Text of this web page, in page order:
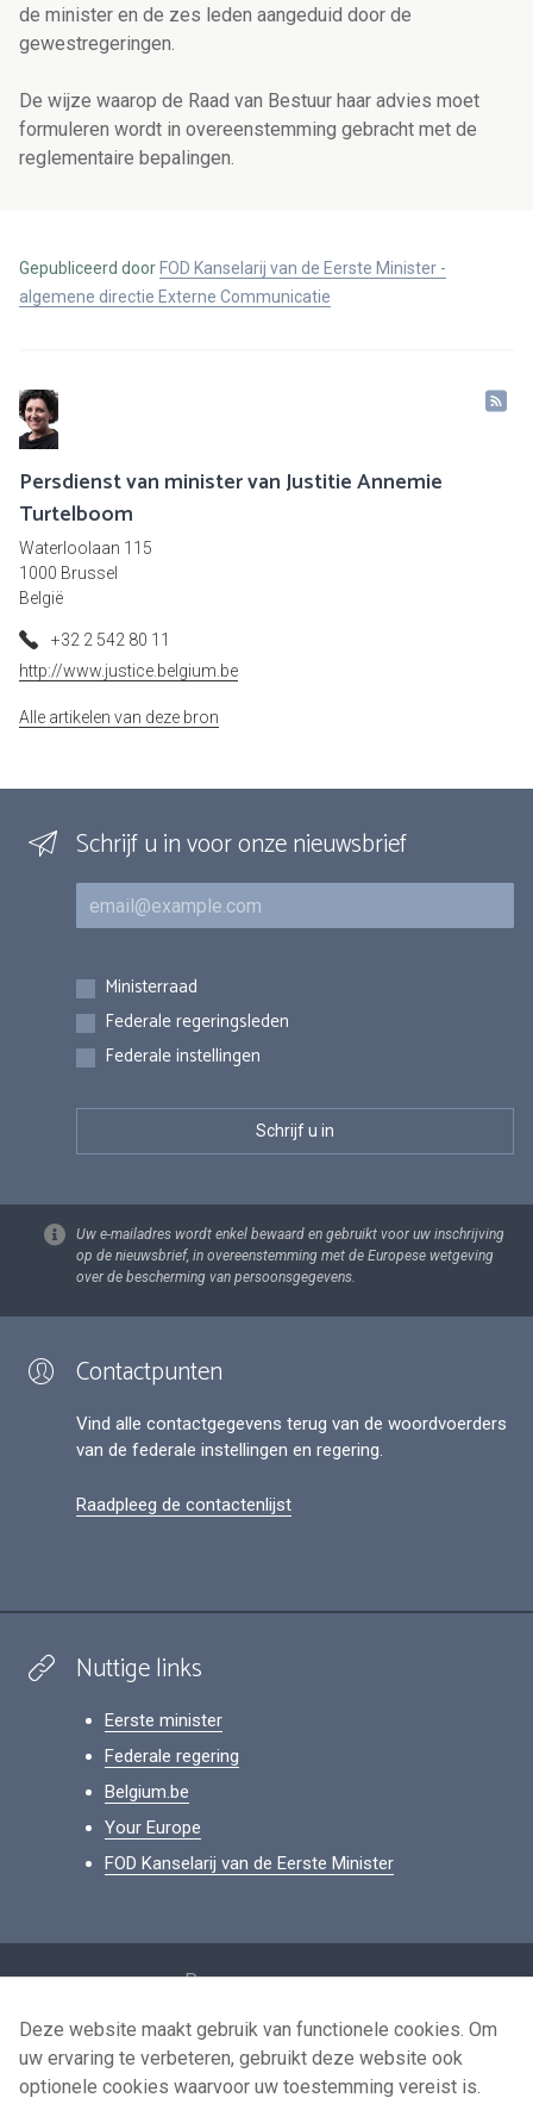
de minister en de zes leden aangeduid door de
gewestregeringen.
De wijze waarop de Raad van Bestuur haar advies moet
formuleren wordt in overeenstemming gebracht met de
reglementaire bepalingen.
Gepubliceerd door FOD Kanselarij van de Eerste Minister -
algemene directie Externe Communicatie
Persdienst van minister van Justitie Annemie
Turtelboom
Waterloolaan 115
1000 Brussel
België
+32 2 542 80 11
http://www.justice.belgium.be
Alle artikelen van deze bron
Schrijf u in voor onze nieuwsbrief
E-mail
Inschrijvingen
Ministerraad
Federale regeringsleden
Federale instellingen
Uw e-mailadres wordt enkel bewaard en gebruikt voor uw inschrijving
op de nieuwsbrief, in overeenstemming met de Europese wetgeving
over de bescherming van persoonsgegevens.
Contactpunten
Vind alle contactgegevens terug van de woordvoerders
van de federale instellingen en regering.
Raadpleeg de contactenlijst
Nuttige links
Eerste minister
Federale regering
Belgium.be
Your Europe
FOD Kanselarij van de Eerste Minister
Persoonsgegevens
Voorwaarden voor het hergebruik
Contacteer ons
Deze website maakt gebruik van functionele cookies. Om
uw ervaring te verbeteren, gebruikt deze website ook
optionele cookies waarvoor uw toestemming vereist is.